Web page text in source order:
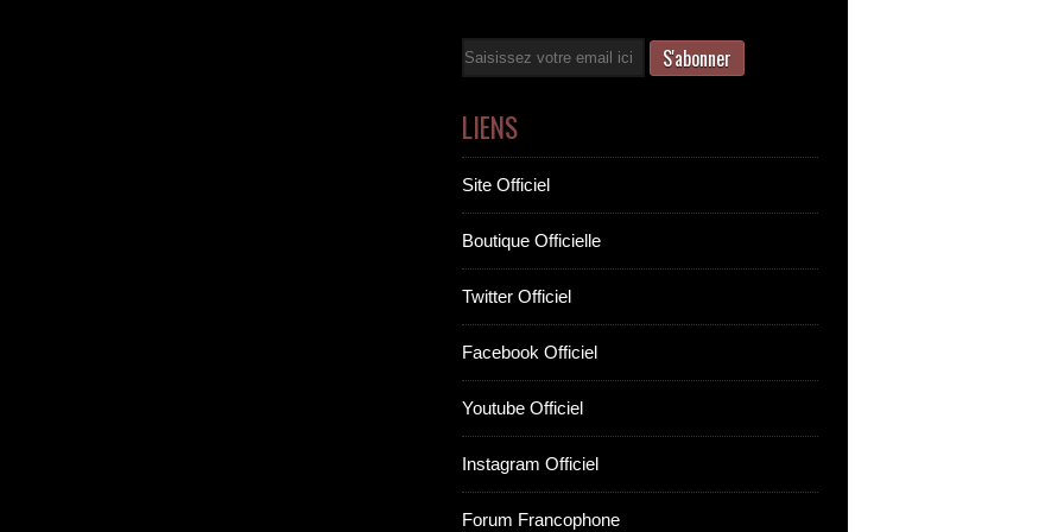
Email
LIENS
Site Officiel
Boutique Officielle
Twitter Officiel
Facebook Officiel
Youtube Officiel
Instagram Officiel
Forum Francophone